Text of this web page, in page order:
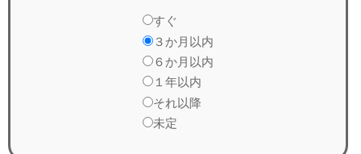
すぐ
３か月以内
６か月以内
１年以内
それ以降
未定